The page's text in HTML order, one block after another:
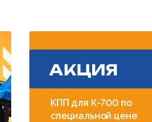
АКЦИЯ
КПП для К-700 по
специальной цене